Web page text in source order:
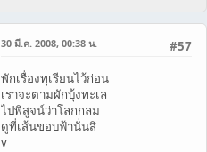
#57
30 มี.ค. 2008, 00:38 น.
พักเรื่องทุเรียนไว้ก่อน
เราจะตามผักบุ้งทะเล
ไปพิสูจน์ว่าโลกกลม
ดูที่เส้นขอบฟ้านั่นสิ
v